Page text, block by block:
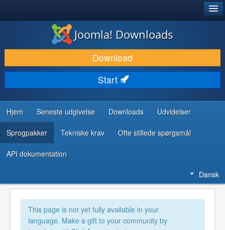
DOWNLOAD & UDVID
OPDAG & LÆR
FÆLLESSKABET & SUPPORT
UDVIKLERRESSOURCER
Joomla! Downloads
Download
Start
Hjem Seneste udgivelse Downloads Udvidelser
Sprogpakker Tekniske krav Ofte stillede spørgsmål
API dokumentation
Dansk
This page is not yet fully available in your
language. Make a gift to your community by